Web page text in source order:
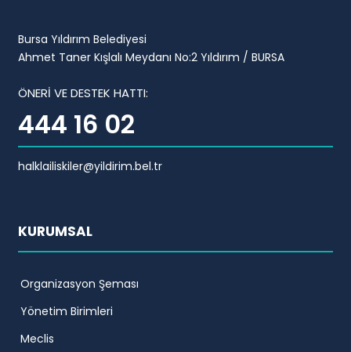
Bursa Yıldırım Belediyesi
Ahmet Taner Kışlalı Meydanı No:2 Yıldırım / BURSA
ÖNERİ VE DESTEK HATTI:
444 16 02
halklailiskiler@yildirim.bel.tr
KURUMSAL
Organizasyon Şeması
Yönetim Birimleri
Meclis